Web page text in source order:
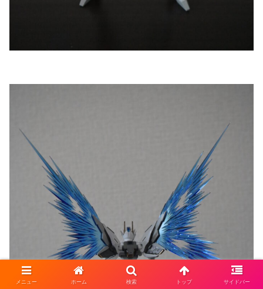
メニュー ホーム 検索 トップ サイドバー